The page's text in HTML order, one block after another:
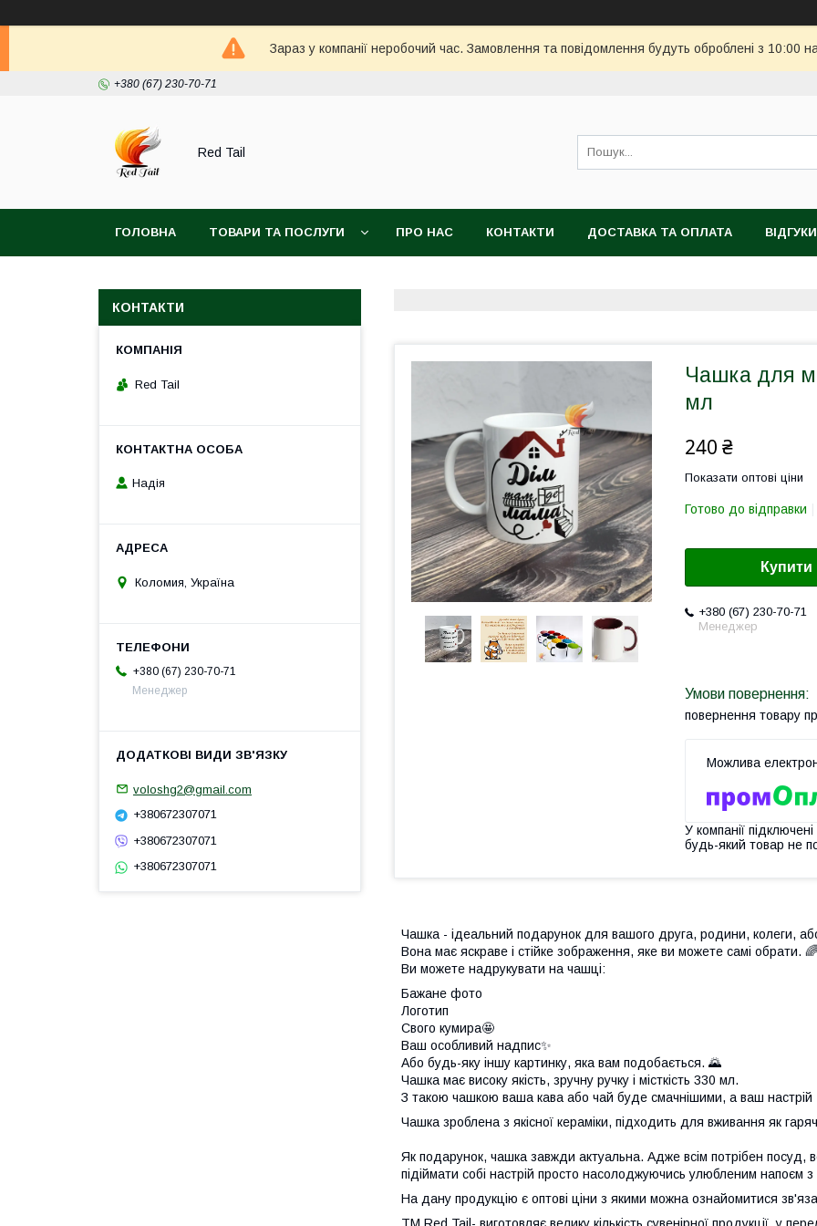
Зараз у компанії неробочий час. Замовлення та повідомлення будуть оброблені з 10:00
+380 (67) 230-70-71
Red Tail
ГОЛОВНА ТОВАРИ ТА ПОСЛУГИ ПРО НАС КОНТАКТИ ДОСТАВКА ТА ОПЛАТА ВІДГУКИ
Чашка для
мл
240 ₴
Показати оптові ціни
Готово до відправки
Купити
+380 (67) 230-70-71
Менеджер
повернення товару
У компанії
будь-який товар не
Чашка - ідеальний подарунок для вашого друга, родини, колеги,
Вона має яскраве і стійке зображення, яке ви можете самі обрати. 🌈
Ви можете надрукувати на чашці:
Бажане фото
Логотип
Свого кумира🤩
Ваш особливий надпис✨
Або будь-яку іншу картинку, яка вам подобається. 🌄
Чашка має високу якість, зручну ручку і місткість 330 мл.
З такою чашкою ваша кава або чай буде смачнішими, а ваш
Чашка зроблена з якісної кераміки, підходить для вживання як
Як подарунок, чашка завжди актуальна. Адже всім потрібен посуд,
підіймати собі настрій просто насолоджуючись улюбленим напоєм з
На дану продукцію є оптові ціни з якими можна ознайомитися
ТМ Red Tail- виготовляє велику кількість сувенірної продукції, у
КОНТАКТИ
Red Tail
Надія
Коломия, Україна
+380 (67) 230-70-71
Менеджер
voloshg2@gmail.com
+380672307071
+380672307071
+380672307071